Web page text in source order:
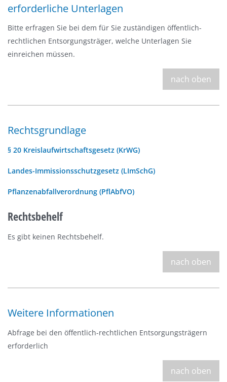
erforderliche Unterlagen
Bitte erfragen Sie bei dem für Sie zuständigen öffentlich-
rechtlichen Entsorgungsträger, welche Unterlagen Sie
einreichen müssen.
nach oben
Rechtsgrundlage
§ 20 Kreislaufwirtschaftsgesetz (KrWG)
Landes-Immissionsschutzgesetz (LImSchG)
Pflanzenabfallverordnung (PflAbfVO)
Rechtsbehelf
Es gibt keinen Rechtsbehelf.
nach oben
Weitere Informationen
Abfrage bei den öffentlich-rechtlichen Entsorgungsträgern
erforderlich
nach oben